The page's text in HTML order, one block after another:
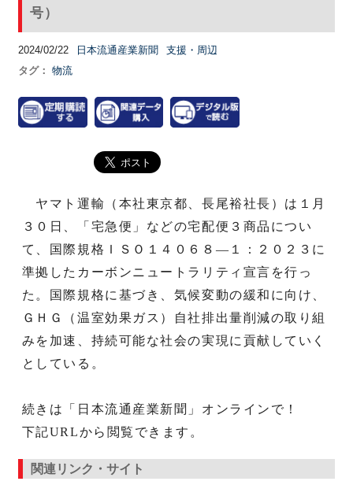
号）
2024/02/22 日本流通産業新聞
支援・周辺
タグ： 物流
ヤマト運輸（本社東京都、長尾裕社長）は１月
３０日、「宅急便」などの宅配便３商品につい
て、国際規格ＩＳＯ１４０６８―１：２０２３に
準拠したカーボンニュートラリティ宣言を行っ
た。国際規格に基づき、気候変動の緩和に向け、
ＧＨＧ（温室効果ガス）自社排出量削減の取り組
みを加速、持続可能な社会の実現に貢献していく
としている。
続きは「日本流通産業新聞」オンラインで！
下記URLから閲覧できます。
関連リンク・サイト